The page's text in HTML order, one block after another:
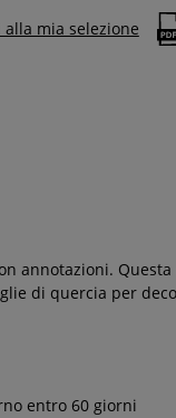
alla mia selezione
annotazioni.
di quercia per
entro 60 giorni